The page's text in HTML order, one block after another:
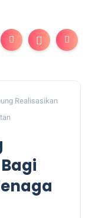
Realisasikan